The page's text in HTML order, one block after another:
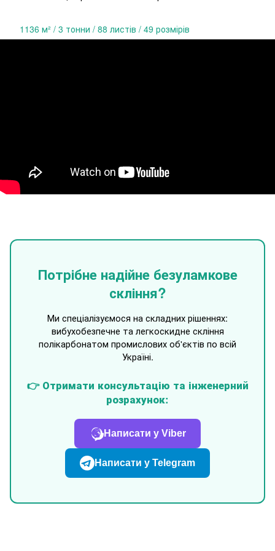
1136 м² / 3 тонни / 88 листів / 49 розмірів
Потрібне надійне безуламкове
скління?
Ми спеціалізуємося на складних рішеннях:
вибухобезпечне та легкоскидне скління
полікарбонатом промислових об'єктів по всій
Україні.
👉 Отримати консультацію та інженерний
розрахунок:
Написати у Viber
Написати у Telegram